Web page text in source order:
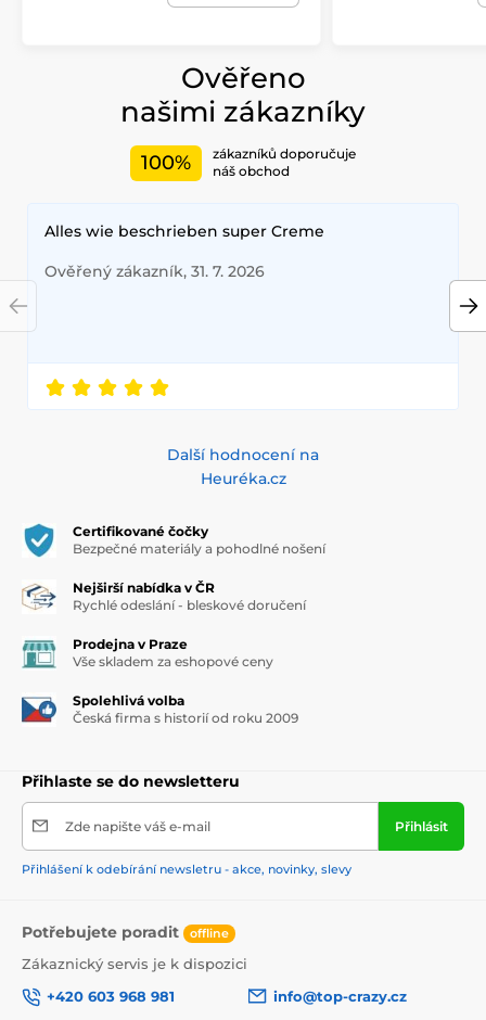
Ověřeno
našimi zákazníky
100%
zákazníků doporučuje
náš obchod
Alles wie beschrieben super Creme
Ověřený zákazník, 31. 7. 2026
Další hodnocení na
Heuréka.cz
Certifikované čočky
Bezpečné materiály a pohodlné nošení
Nejširší nabídka v ČR
Rychlé odeslání - bleskové doručení
Prodejna v Praze
Vše skladem za eshopové ceny
Spolehlivá volba
Česká firma s historií od roku 2009
Přihlaste se do newsletteru
Zde napište váš e-mail Přihlásit
Přihlášení k odebírání newsletru - akce, novinky, slevy
Potřebujete poradit offline
Zákaznický servis je k dispozici
+420 603 968 981
info@top-crazy.cz